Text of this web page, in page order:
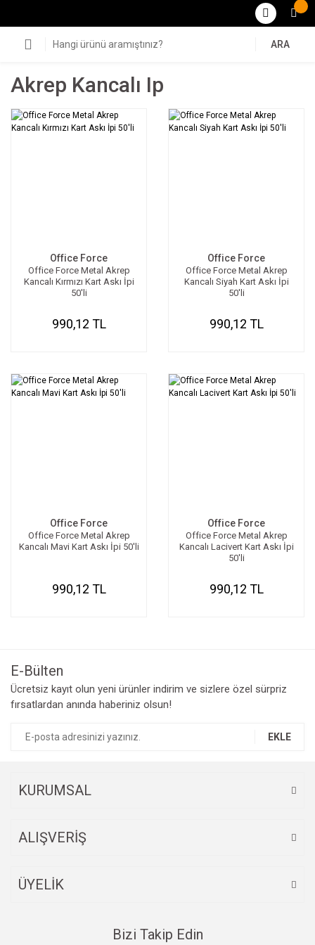
ARA
Akrep Kancalı Ip
Office Force
Office Force Metal Akrep
Kancalı Kırmızı Kart Askı İpi
50'li
990,12 TL
Office Force
Office Force Metal Akrep
Kancalı Siyah Kart Askı İpi
50'li
990,12 TL
Office Force
Office Force Metal Akrep
Kancalı Mavi Kart Askı İpi 50'li
990,12 TL
Office Force
Office Force Metal Akrep
Kancalı Lacivert Kart Askı İpi
50'li
990,12 TL
E-Bülten
Ücretsiz kayıt olun yeni ürünler indirim ve sizlere özel sürpriz
fırsatlardan anında haberiniz olsun!
EKLE
KURUMSAL
ALIŞVERİŞ
ÜYELİK
Bizi Takip Edin